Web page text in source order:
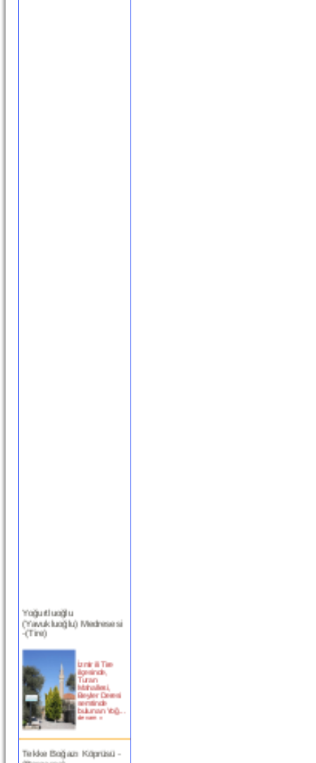
(Yavukluoğlu) Medresesi
-(Tire)
ilçesinde,
Turan
Mahallesi,
Beyler Deresi
semtinde
bulunan Yoğ...
devam »
(Bergama)